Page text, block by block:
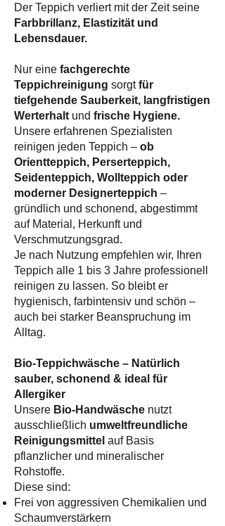
Der Teppich verliert mit der Zeit seine
Farbbrillanz, Elastizität und
Lebensdauer.
Nur eine fachgerechte
Teppichreinigung sorgtfür
tiefgehende Sauberkeit, langfristigen
Werterhalt und frische Hygiene.
Unsere erfahrenen Spezialisten
reinigen jeden Teppich – ob
Orientteppich, Perserteppich,
Seidenteppich, Wollteppich oder
moderner Designerteppich –
gründlich und schonend, abgestimmt
auf Material, Herkunft und
Verschmutzungsgrad.
Je nach Nutzung empfehlen wir, Ihren
Teppich alle 1 bis 3 Jahre professionell
reinigen zu lassen. So bleibt er
hygienisch, farbintensiv und schön –
auch bei starker Beanspruchung im
Alltag.
Bio-Teppichwäsche – Natürlich
sauber, schonend & ideal für
Allergiker
Unsere Bio-Handwäsche nutzt
ausschließlich umweltfreundliche
Reinigungsmittel auf Basis
pflanzlicher und mineralischer
Rohstoffe.
Diese sind:
Frei von aggressiven Chemikalien und
Schaumverstärkern